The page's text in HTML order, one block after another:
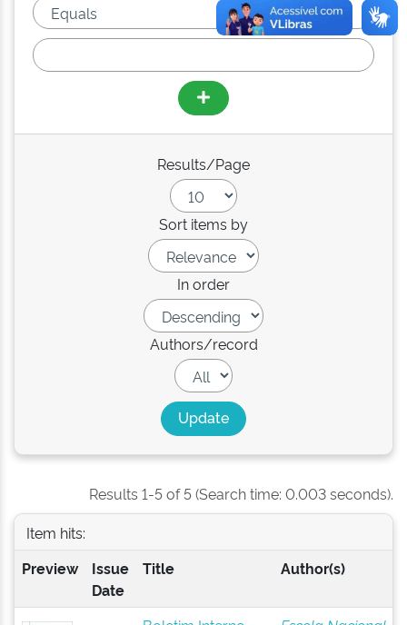
Results/Page
Sort items by
In order
Authors/record
Results 1-5 of 5 (Search time: 0.003 seconds).
Item hits:
Preview
Issue
Date
Title Author(s)